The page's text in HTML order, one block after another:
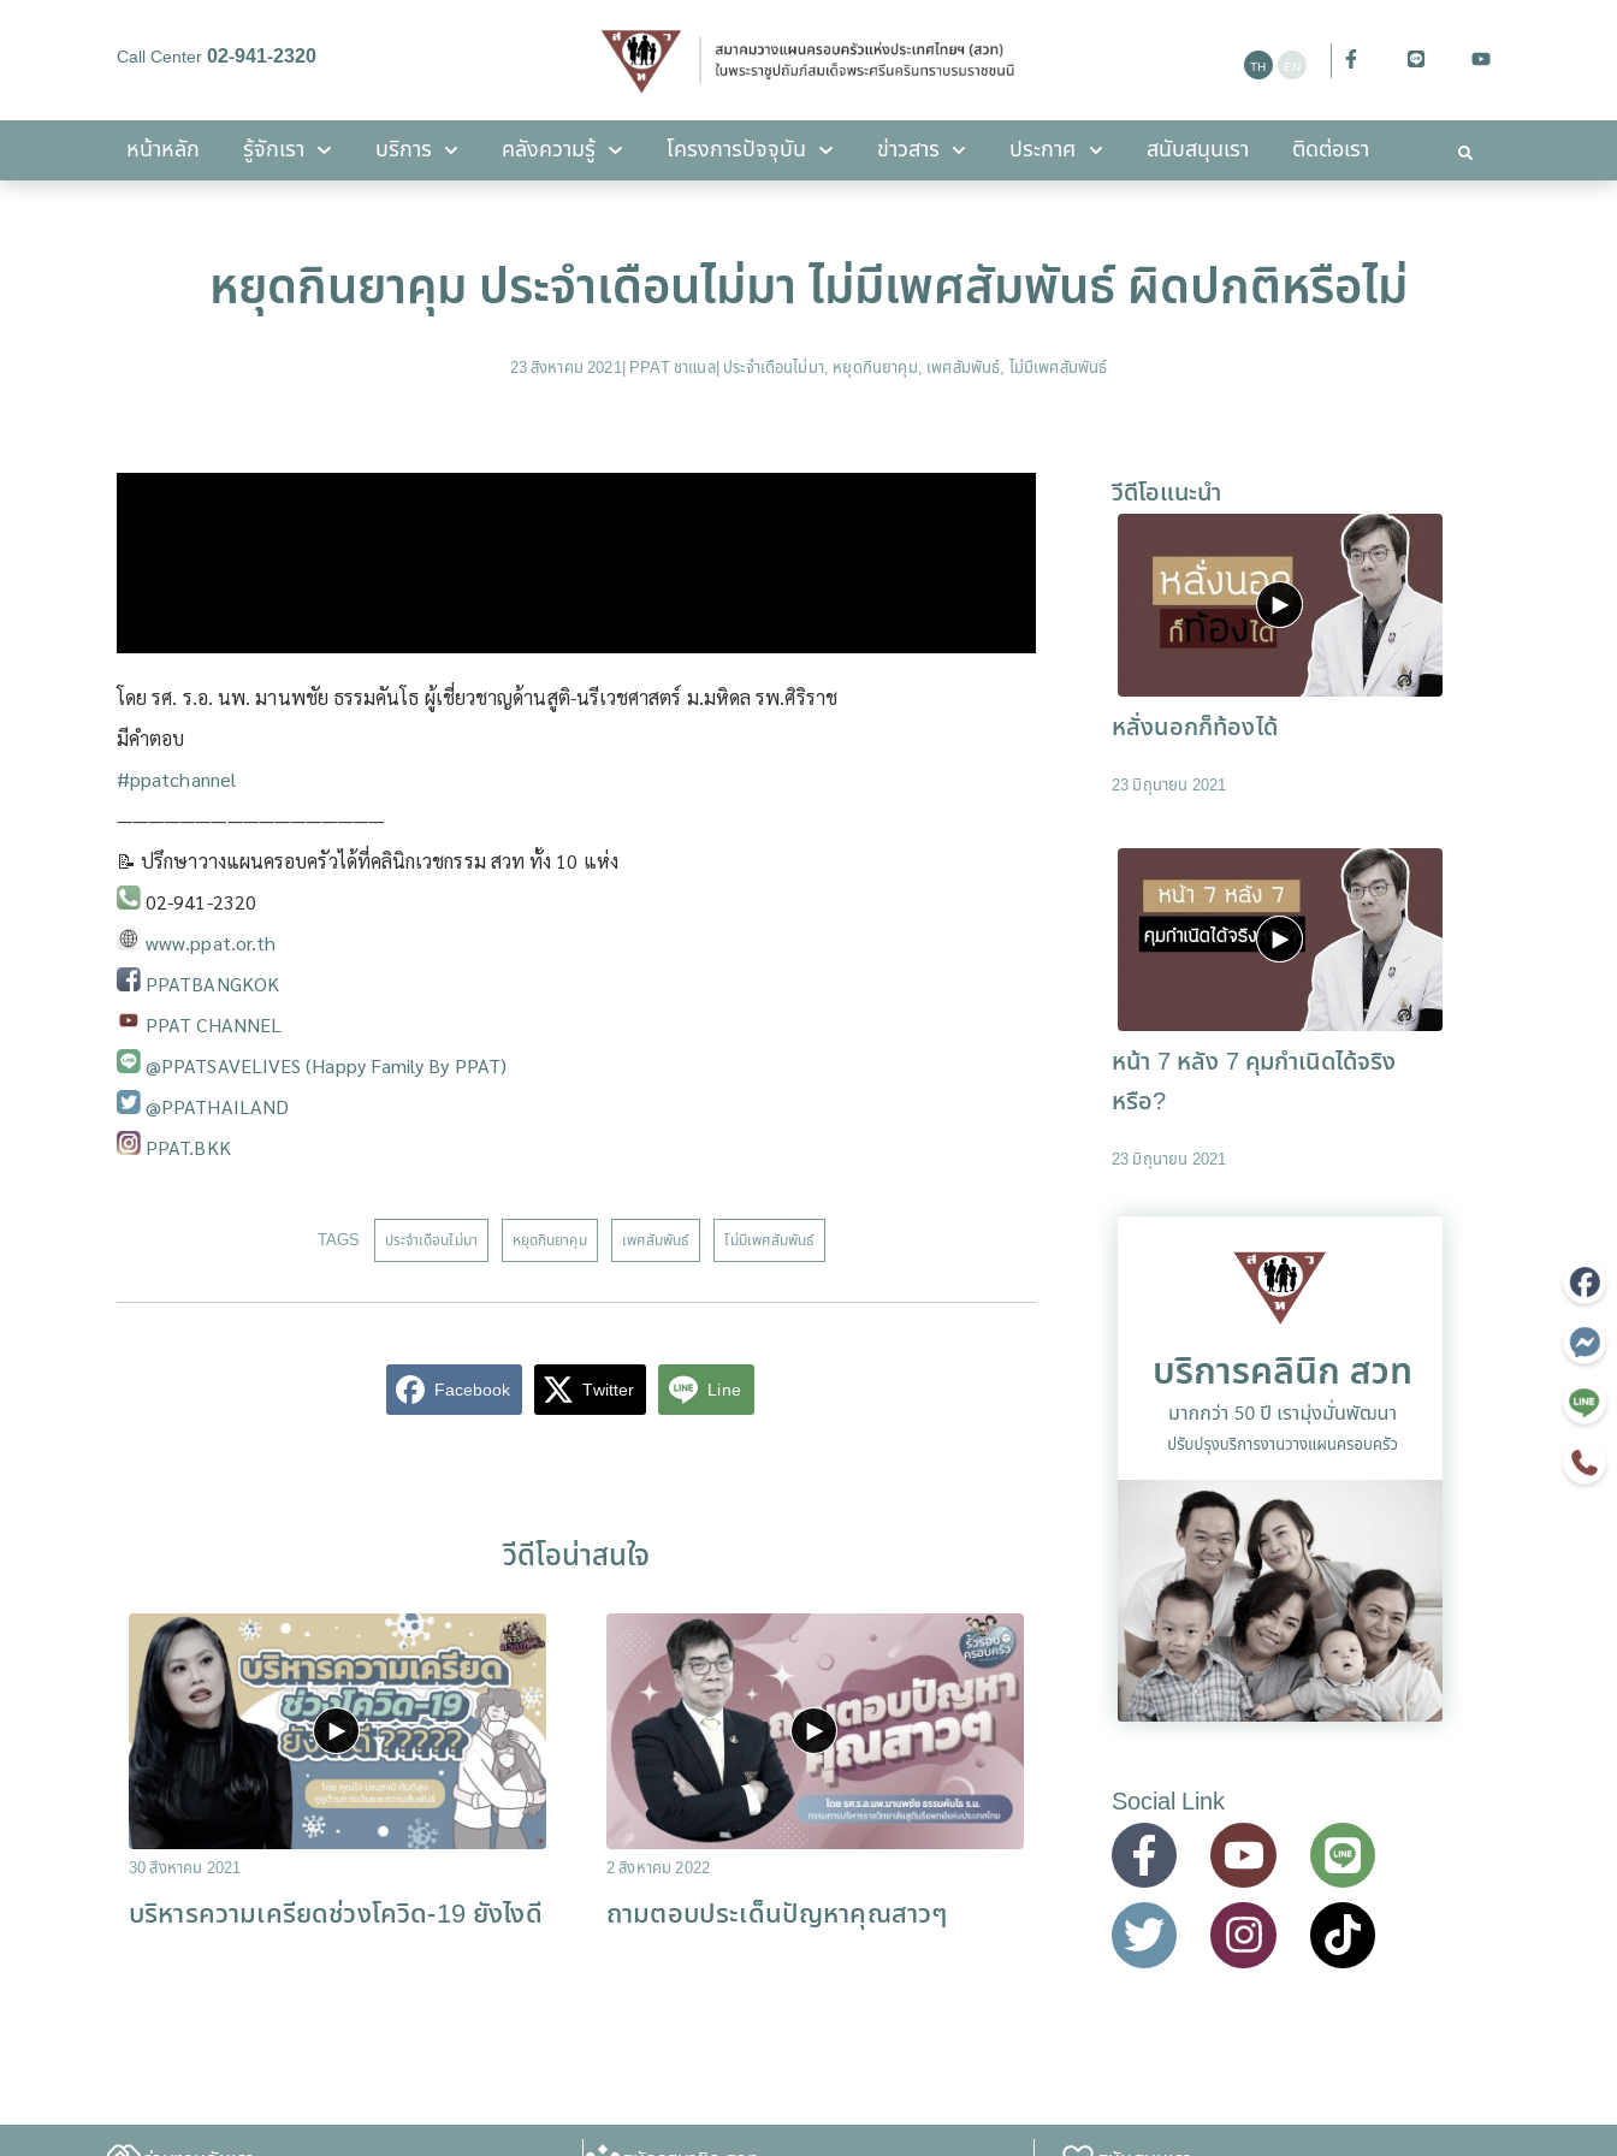
Call Center02-941-2320
หน้าหลัก รู้จักเรา บริการ คลังความรู้ โครงการปัจจุบัน ข่าวสาร ประกาศ สนับสนุนเรา ติดต่อเรา
คลังความรู้ โครงการปัจจุบัน สนับสนุนเรา
หยุดกินยาคุม ประจำเดือนไม่มา ไม่มีเพศสัมพันธ์ ผิดปกติหรือไม่
23 สิงหาคม 2021| PPAT ชาแนล| ประจำเดือนไม่มา, หยุดกินยาคุม, เพศสัมพันธ์, ไม่มีเพศสัมพันธ์
โดย รศ. ร.อ. นพ. มานพชัย ธรรมคันโธ ผู้เชี่ยวชาญด้านสูติ-นรีเวชศาสตร์ ม.มหิดล รพ.ศิริราช
มีคำตอบ
#ppatchannel​
—————————————————
📝 ปรึกษาวางแผนครอบครัวได้ที่คลินิกเวชกรรม สวท ทั้ง 10 แห่ง
02-941-2320
www.ppat.or.th
PPATBANGKOK
PPAT CHANNEL
@PPATSAVELIVES (Happy Family By PPAT)
@PPATHAILAND
PPAT.BKK
TAGS ประจำเดือนไม่มา หยุดกินยาคุม เพศสัมพันธ์ ไม่มีเพศสัมพันธ์
Facebook Twitter Line
วีดีโอน่าสนใจ
30 สิงหาคม 2021
บริหารความเครียดช่วงโควิด-19 ยังไงดี
2 สิงหาคม 2022
ถามตอบประเด็นปัญหาคุณสาวๆ
วีดีโอแนะนำ
หลั่งนอกก็ท้องได้
23 มิถุนายน 2021
หน้า 7 หลัง 7 คุมกำเนิดได้จริง
หรือ?
23 มิถุนายน 2021
Social Link